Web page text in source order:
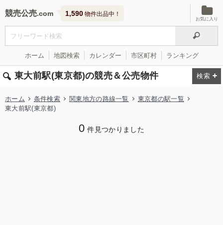
競売公売 1,590 物件出品中！
お気に入り
ホーム 地図検索 カレンダー 市区町村 ランキング
東大前駅(東京都)の競売＆公売物件
ホーム 条件検索 関東地方の路線一覧
東京都の駅一覧
東大前駅(東京都)
0 件見つかりました